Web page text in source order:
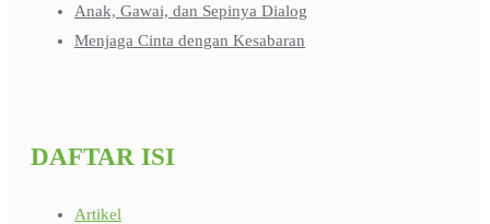
Anak, Gawai, dan Sepinya Dialog
Menjaga Cinta dengan Kesabaran
DAFTAR ISI
Artikel